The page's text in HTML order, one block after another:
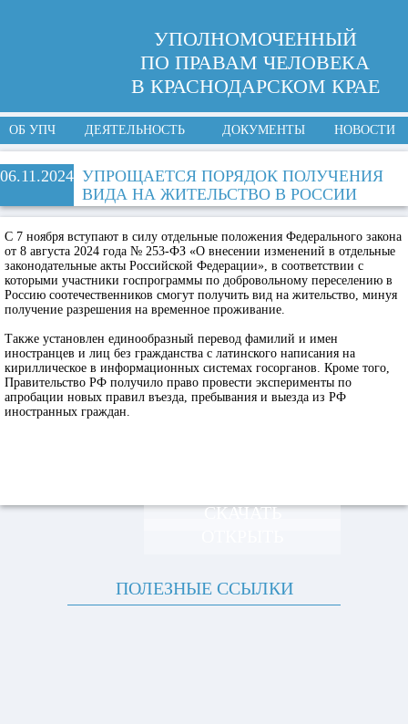
УПОЛНОМОЧЕННЫЙ
ПО ПРАВАМ ЧЕЛОВЕКА
В КРАСНОДАРСКОМ КРАЕ
ОБ УПЧ ДЕЯТЕЛЬНОСТЬ ДОКУМЕНТЫ НОВОСТИ
06.11.2024 УПРОЩАЕТСЯ ПОРЯДОК ПОЛУЧЕНИЯ
ВИДА НА ЖИТЕЛЬСТВО В РОССИИ
С 7 ноября вступают в силу отдельные положения Федерального закона
от 8 августа 2024 года № 253-ФЗ «О внесении изменений в отдельные
законодательные акты Российской Федерации», в соответствии с
которыми участники госпрограммы по добровольному переселению в
Россию соотечественников смогут получить вид на жительство, минуя
получение разрешения на временное проживание.
Также установлен единообразный перевод фамилий и имен
иностранцев и лиц без гражданства с латинского написания на
кириллическое в информационных системах госорганов. Кроме того,
Правительство РФ получило право провести эксперименты по
апробации новых правил въезда, пребывания и выезда из РФ
иностранных граждан.
СКАЧАТЬ
ПОЛЕЗНЫЕ ССЫЛКИ